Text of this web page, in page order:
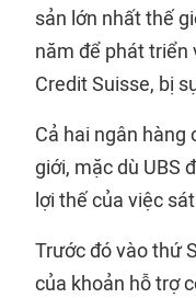
sản lớn nhất thế
năm để phát triển
Credit Suisse, bị
Cả hai ngân
giới, mặc dù UBS
lợi thế của việc
Trước đó vào thứ
của khoản hỗ trợ